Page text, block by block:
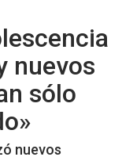
nuevos
sólo
nuevos